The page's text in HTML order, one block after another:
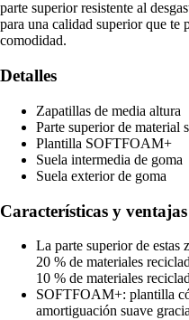
parte superior resistente al
para una calidad superior que te
comodidad.
Detalles
Zapatillas de media altura
Parte superior de material
Plantilla SOFTFOAM+
Suela intermedia de goma
Suela exterior de goma
Características y ventajas
La parte superior de estas
20 % de materiales
10 % de materiales
SOFTFOAM+: plantilla
amortiguación suave